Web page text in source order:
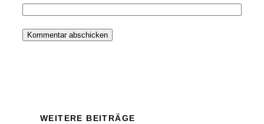
WEITERE BEITRÄGE